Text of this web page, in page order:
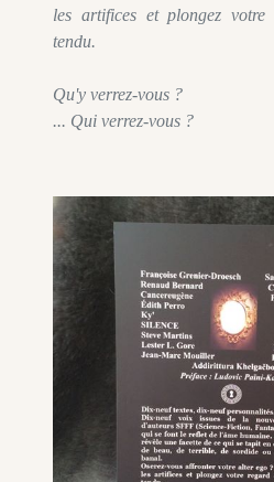
les artifices et plongez
tendu.
Qu'y verrez-vous ?
... Qui verrez-vous ?